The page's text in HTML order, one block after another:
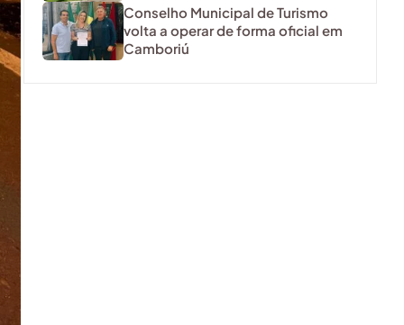
Conselho Municipal de Turismo
volta a operar de forma oficial em
Camboriú